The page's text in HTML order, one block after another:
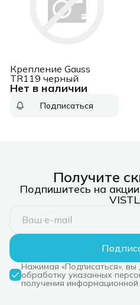
Нет в наличии
Крепление Gauss
TR119 черный
Подписаться
Получите
Подпишитесь на
Нажимая «Подписаться», вы
обработку указанных
получения